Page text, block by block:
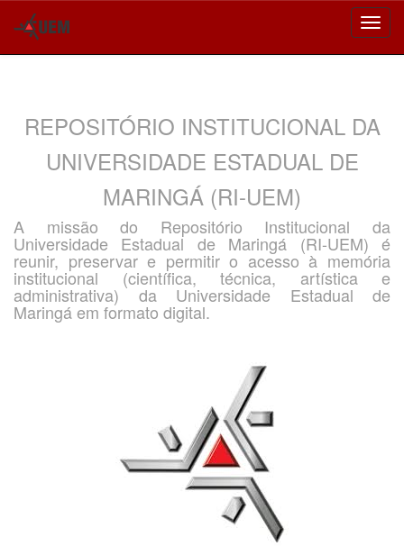
REPOSITÓRIO INSTITUCIONAL DA
UNIVERSIDADE ESTADUAL DE
MARINGÁ (RI-UEM)
A missão do Repositório Institucional da
Universidade Estadual de Maringá (RI-UEM) é
reunir, preservar e permitir o acesso à memória
institucional (científica, técnica, artística e
administrativa) da Universidade Estadual de
Maringá em formato digital.